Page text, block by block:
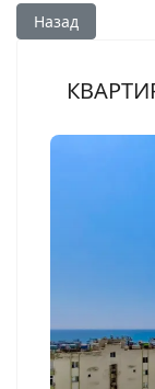
Предыдущий:
Назад